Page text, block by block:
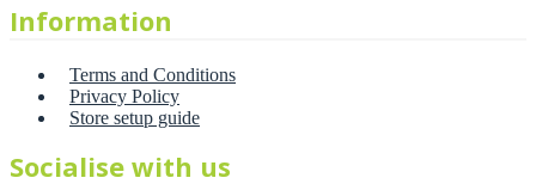
Information
Terms and Conditions
Privacy Policy
Store setup guide
Socialise with us